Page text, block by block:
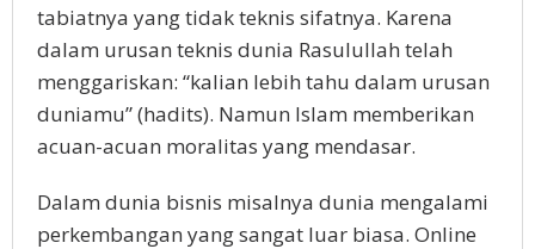
tabiatnya yang tidak teknis sifatnya. Karena
dalam urusan teknis dunia Rasulullah telah
menggariskan: “kalian lebih tahu dalam urusan
duniamu” (hadits). Namun Islam memberikan
acuan-acuan moralitas yang mendasar.
Dalam dunia bisnis misalnya dunia mengalami
perkembangan yang sangat luar biasa. Online